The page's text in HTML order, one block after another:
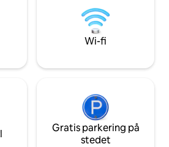
III 5 min,
12 min,
hverdagen og
Wi-fi
Gratis parkering på
stedet